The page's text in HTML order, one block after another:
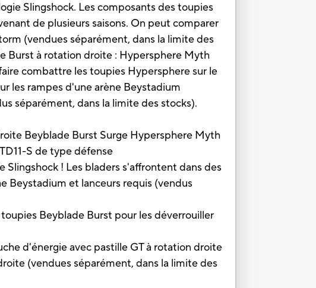
Slingshock. Les composants des toupies
de plusieurs saisons. On peut comparer
(vendues séparément, dans la limite des
Burst à rotation droite : Hypersphere Myth
combattre les toupies Hypersphere sur le
les rampes d'une arène Beystadium
séparément, dans la limite des stocks).
Beyblade Burst Surge Hypersphere Myth
S de type défense
Slingshock ! Les bladers s'affrontent dans des
Beystadium et lanceurs requis (vendus
Beyblade Burst pour les déverrouiller
d'énergie avec pastille GT à rotation droite
(vendues séparément, dans la limite des